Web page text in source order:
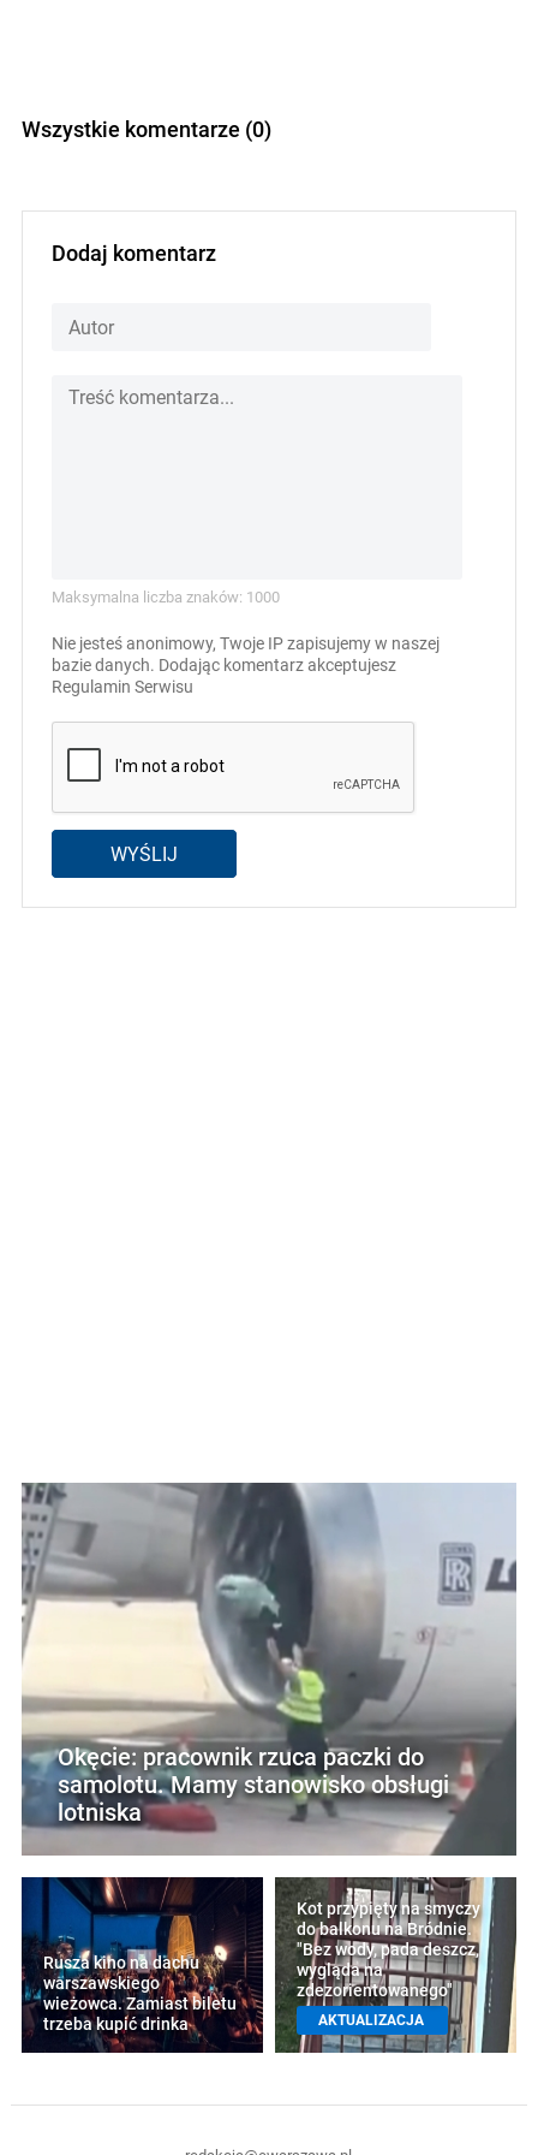
Wszystkie komentarze (0)
Dodaj komentarz
Maksymalna liczba znaków: 1000
Nie jesteś anonimowy, Twoje IP zapisujemy w naszej
bazie danych. Dodając komentarz akceptujesz
Regulamin Serwisu
WYŚLIJ
Okęcie: pracownik rzuca paczki do
samolotu. Mamy stanowisko obsługi
lotniska
Rusza kino na dachu
warszawskiego
wieżowca. Zamiast biletu
trzeba kupić drinka
Kot przypięty na smyczy
do balkonu na Bródnie.
"Bez wody, pada deszcz,
wygląda na
zdezorientowanego"
AKTUALIZACJA